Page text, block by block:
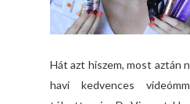
Hát azt hiszem, most aztán
havi kedvences